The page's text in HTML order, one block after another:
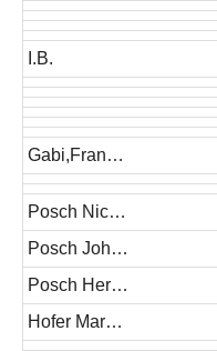
I.B.
Gabi,Fran…
Posch Nic…
Posch Joh…
Posch Her…
Hofer Mar…